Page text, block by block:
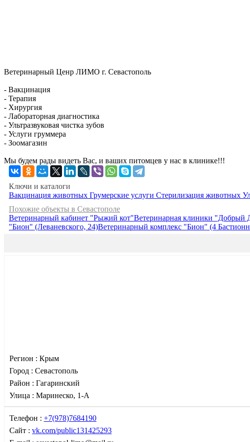
Ветеринарный Ценр ЛИМО г. Севастополь
- Вакцинация
- Терапия
- Хирургия
- Лабораторная диагностика
- Ультразвуковая чистка зубов
- Услуги груммера
- Зоомагазин
Мы будем рады видеть Вас, и ваших питомцев у нас в клинике!!!
Ключи и каталоги
Вакцинация животных Грумерские услуги Стерилизация животных
Похожие объекты в Севастополе
Ветеринарный кабинет "Рыжий кот"Ветеринарная клиники "Добрый
"Бион" (Леваневского, 24)Ветеринарный комплекс "Бион" (4
Регион : Крым
Город : Севастополь
Район : Гагаринский
Улица : Маринеско, 1-А
Телефон : +7(978)7684190
Сайт : vk.com/public131425293